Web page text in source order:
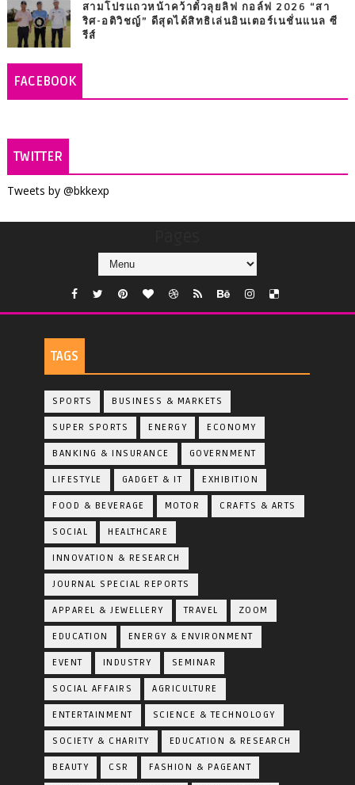
สามโปรแถวหน้าคว้าตั๋วลุยลิฟ กอล์ฟ 2026 “สา
ริศ-อติวิชญ์” ดีสุดได้สิทธิเล่นอินเตอร์เนชั่นแนล ซี
รีส์
FACEBOOK
TWITTER
Tweets by @bkkexp
TAGS
SPORTS BUSINESS & MARKETS
SUPER SPORTS ENERGY ECONOMY
BANKING & INSURANCE GOVERNMENT
LIFESTYLE GADGET & IT EXHIBITION
FOOD & BEVERAGE MOTOR CRAFTS & ARTS
SOCIAL HEALTHCARE
INNOVATION & RESEARCH
JOURNAL SPECIAL REPORTS
APPAREL & JEWELLERY TRAVEL ZOOM
EDUCATION ENERGY & ENVIRONMENT
EVENT INDUSTRY SEMINAR
SOCIAL AFFAIRS AGRICULTURE
ENTERTAINMENT SCIENCE & TECHNOLOGY
SOCIETY & CHARITY EDUCATION & RESEARCH
BEAUTY CSR FASHION & PAGEANT